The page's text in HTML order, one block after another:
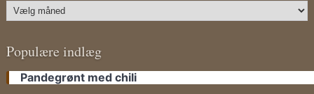
Populære indlæg
Pandegrønt med chili